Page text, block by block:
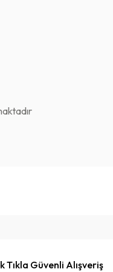
Tıkla Güvenli Alışveriş